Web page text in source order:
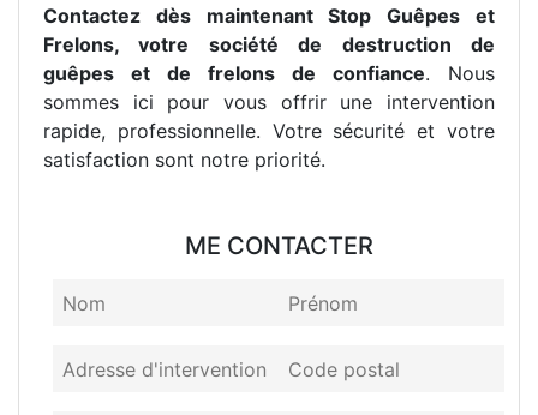
Contactez dès maintenant Stop Guêpes et
Frelons, votre société de destruction de
guêpes et de frelons de confiance. Nous
sommes ici pour vous offrir une intervention
rapide, professionnelle. Votre sécurité et votre
satisfaction sont notre priorité.
ME CONTACTER